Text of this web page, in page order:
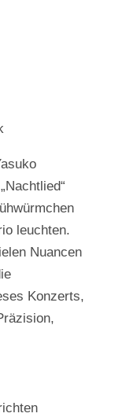
leuchten.
Nuancen
Konzerts,